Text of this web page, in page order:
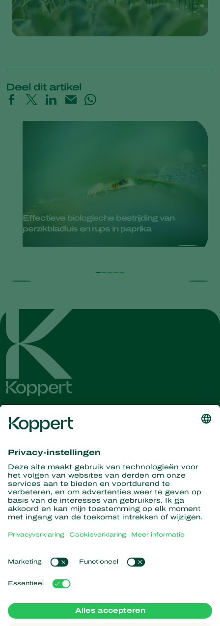
Deel dit artikel
Effectieve biologische bestrijding van
perzikbladluis en rups in paprika
Ontvang het laatste nieuws en
informatie
Hier aanmelden
Partners with Nature
Roofmijten
Roofinsecten
Nuttige nematoden
Nuttige micro-organismen
Gewasbescherming
Nieuws en informatie
Duurzaamheid
Werken bij Koppert
Contact
Populaire links
Ervaringen van klanten
Koppert One
Koppert Global
Cookies beheren